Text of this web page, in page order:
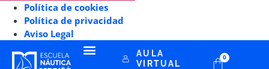
Política de cookies
Política de privacidad
Aviso Legal
AULA
VIRTUAL
0